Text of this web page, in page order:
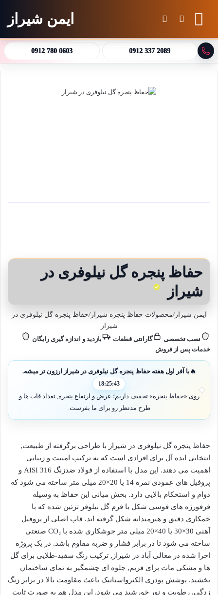
جستجو برای ایمن شیراز
0912 780 0603 0912 337 2089
حفاظ پنجره گل نیلوفری در
شیراز
ایمن شیراز/محصولات حفاظ پنجره شیراز/حفاظ پنجره گل نیلوفری در
شیراز
نصب تخصصی
گارانتی قطعات
بازدید و اندازه گیری رایگان
خدمات پس از فروش
18:25:41
🔥 با آفر اول هفته حفاظ پنجره گل نیلوفری در شیراز ارزون تر میشه.
روی «حفاظ پنجره» تخفیف داریم؛ عرض و ارتفاع پنجره, تعداد قاب ها و
طرح مدنظر رو برای ما بفرست.
حفاظ پنجره گل نیلوفری در شیراز با طراحی برگرفته از طبیعت,
انتخابی ایده آل برای افرادی است که به ترکیب امنیت و زیبایی
اهمیت می دهند. این مدل با استفاده از فولاد ضدزنگ AISI 316 و
پروفیل های عمودی نمره 14 یا 20×20 میلی متر ساخته می شود که
دوام و استحکام بالایی دارد. بخش میانی این حفاظ به وسیله
فرفورژه های قوسی شکل با فرم گل نیلوفر تزئین شده که با
خمکاری دقیق و هنرمندانه شکل گرفته اند. قاب اصلی از پروفیل
آهنی 30×30 یا 40×20 میلی متر جوشکاری شده با CO₂ صنعتی
ساخته می شود تا در برابر فشار و ضربه مقاوم باشد. در یک پروژه
اجرا شده در معالی آباد در شیراز, ترکیب رنگ سفید-طلایی برای گل
ها و مشکی مات برای فریم, جلوه ای چشمگیر به نمای ساختمان
بخشید. پوشش پودری الکترواستاتیک باعث مقاومت بالا در برابر زنگ
زدگی, رطوبت و نور خورشید می شود. این مدل هم به صورت ثابت